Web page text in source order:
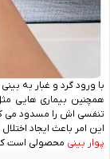
با ورود گرد و غبار به
همچنین بیماری‌ هایی
تنفسی‌ اش را مسدود می
این امر باعث ایجاد
پوار بینی محصولی است که